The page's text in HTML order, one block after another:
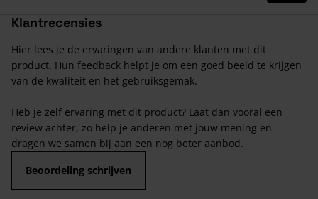
Klantrecensies
Hier lees je de ervaringen van andere klanten met dit
product. Hun feedback helpt je om een goed beeld te krijgen
van de kwaliteit en het gebruiksgemak.
Heb je zelf ervaring met dit product? Laat dan vooral een
review achter, zo help je anderen met jouw mening en
dragen we samen bij aan een nog beter aanbod.
Beoordeling schrijven